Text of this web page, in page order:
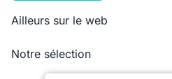
Ailleurs sur le web
Notre sélection